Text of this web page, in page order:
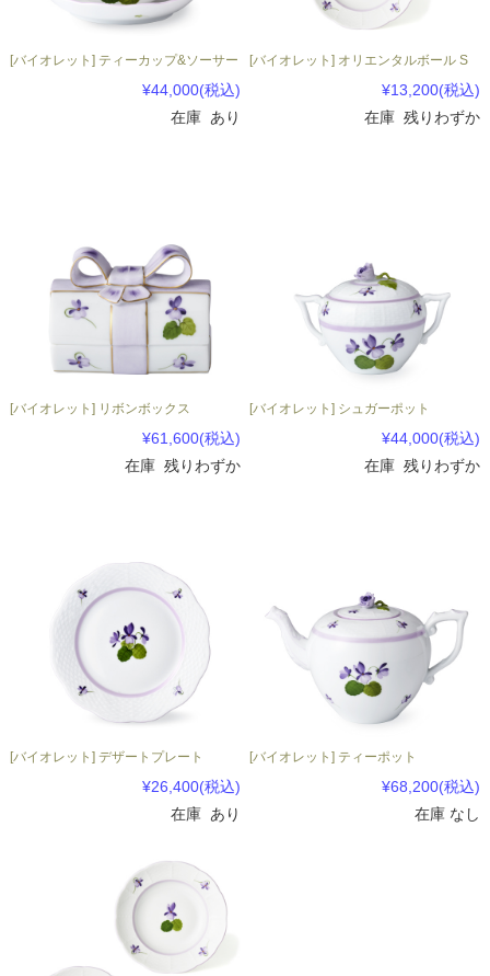
[バイオレット] ティーカップ&ソーサー
¥44,000(税込)
在庫 あり
[バイオレット] オリエンタルボール S
¥13,200(税込)
在庫 残りわずか
[バイオレット] リボンボックス
¥61,600(税込)
在庫 残りわずか
[バイオレット] シュガーポット
¥44,000(税込)
在庫 残りわずか
[バイオレット] デザートプレート
¥26,400(税込)
在庫 あり
[バイオレット] ティーポット
¥68,200(税込)
在庫 なし